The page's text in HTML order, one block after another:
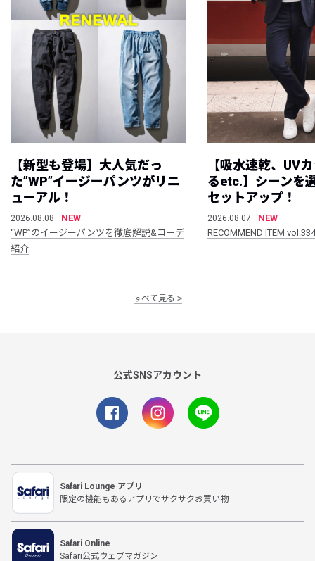
【新型も登場】大人気だっ
た”WP”イージーパンツがリニ
ューアル！
2026.08.08
NEW
“WP”のイージーパンツを徹底解説&コーデ
紹介
【吸水速乾、UV
るetc.】シーンを
セットアップ！
2026.08.07
NEW
RECOMMEND ITEM vol.334
すべて見る
公式SNSアカウント
Safari Lounge アプリ
限定の機能もあるアプリでサクサクお買い物
Safari Online
Safari公式ウェブマガジン